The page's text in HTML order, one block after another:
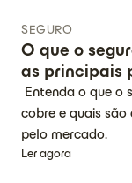
SEGURO
O que o
as principais
Entenda o que o
cobre e quais
pelo mercado.
Ler agora